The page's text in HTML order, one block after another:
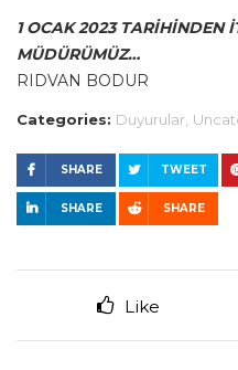
1 OCAK 2023 TARİHİNDEN
MÜDÜRÜMÜZ…
RIDVAN BODUR
Categories: Duyurular,
SHARE TWEET
SHARE SHARE
Like